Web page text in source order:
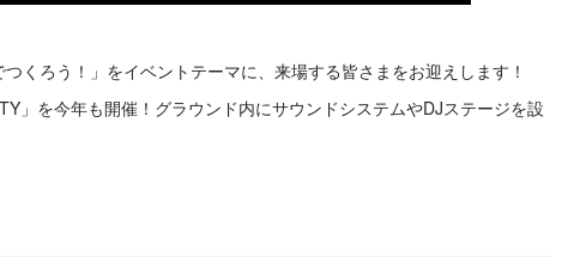
くろう！」をイベントテーマに、来場する皆さまをお迎えします！
」を今年も開催！グラウンド内にサウンドシステムやDJステージを設